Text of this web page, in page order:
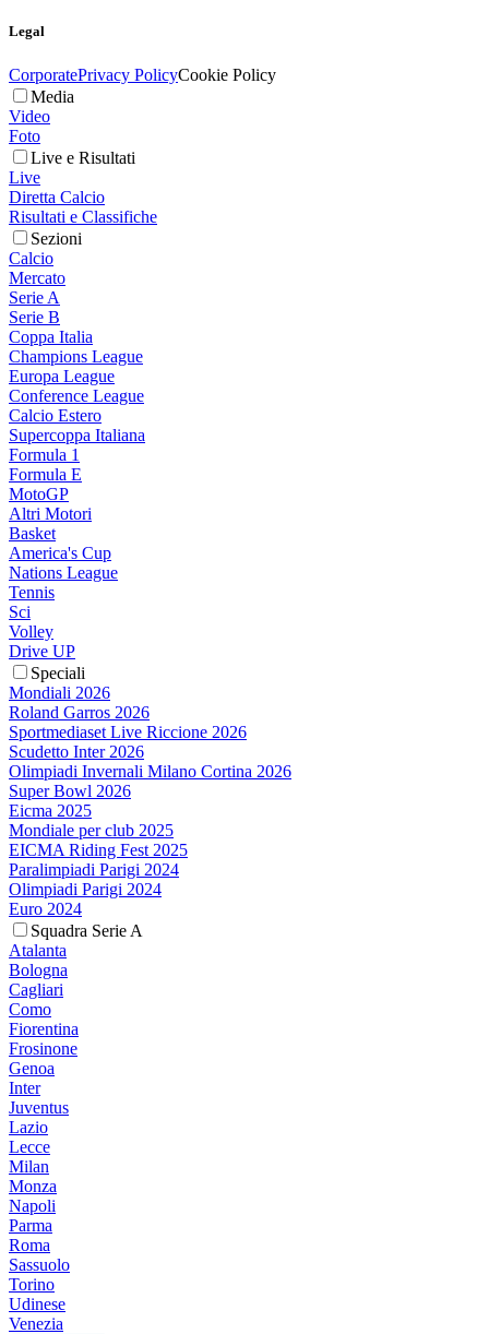
Legal
CorporatePrivacy PolicyCookie Policy
Media
Video
Foto
Live e Risultati
Live
Diretta Calcio
Risultati e Classifiche
Sezioni
Calcio
Mercato
Serie A
Serie B
Coppa Italia
Champions League
Europa League
Conference League
Calcio Estero
Supercoppa Italiana
Formula 1
Formula E
MotoGP
Altri Motori
Basket
America's Cup
Nations League
Tennis
Sci
Volley
Drive UP
Speciali
Mondiali 2026
Roland Garros 2026
Sportmediaset Live Riccione 2026
Scudetto Inter 2026
Olimpiadi Invernali Milano Cortina 2026
Super Bowl 2026
Eicma 2025
Mondiale per club 2025
EICMA Riding Fest 2025
Paralimpiadi Parigi 2024
Olimpiadi Parigi 2024
Euro 2024
Squadra Serie A
Atalanta
Bologna
Cagliari
Como
Fiorentina
Frosinone
Genoa
Inter
Juventus
Lazio
Lecce
Milan
Monza
Napoli
Parma
Roma
Sassuolo
Torino
Udinese
Venezia